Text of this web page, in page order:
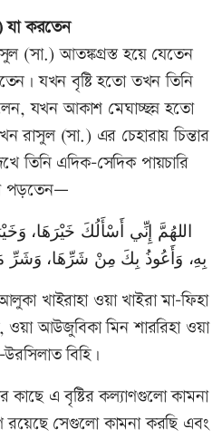
যা করতেন
(সা.) আতঙ্কগ্রস্ত হয়ে যেতেন
যখন বৃষ্টি হতো তখন তিনি
যখন আকাশ মেঘাচ্ছন্ন হতো
(সা.) এর চেহারায় চিন্তার
তিনি এদিক-সেদিক পায়চারি
পড়তেন—
اللهُمَّ إِنِّي أَسْأَلُكَ خَيْرَهَا،
بِهِ، وَأَعُوذُ بِكَ مِنْ شَرِّهَا، وَشَرِّ
খাইরাহা ওয়া খাইরা মা-ফিহা
ওয়া আউজুবিকা মিন শাররিহা ওয়া
বিহি।
এ বৃষ্টির কল্যাণগুলো কামনা
রয়েছে সেগুলো কামনা করছি এবং